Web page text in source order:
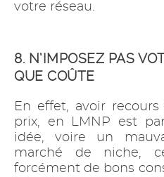
votre réseau.
8. N’IMPOSEZ PAS
QUE COÛTE
En effet, avoir
prix, en LMNP est
idée, voire un
marché de niche,
forcément de bons